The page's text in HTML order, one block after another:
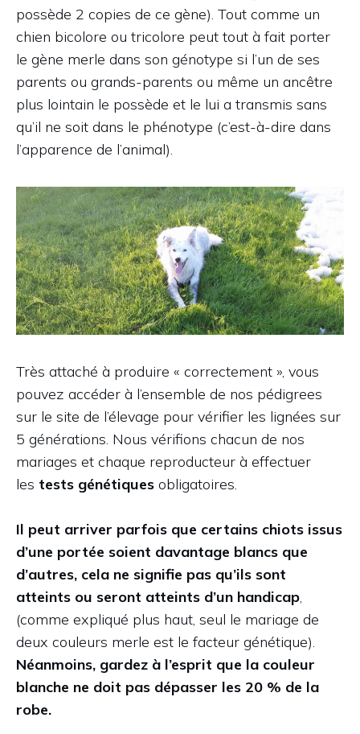
possède 2 copies de ce gène). Tout comme un
chien bicolore ou tricolore peut tout à fait porter
le gène merle dans son génotype si l’un de ses
parents ou grands-parents ou même un ancêtre
plus lointain le possède et le lui a transmis sans
qu’il ne soit dans le phénotype (c’est-à-dire dans
l’apparence de l’animal).
Très attaché à produire « correctement », vous
pouvez accéder à l’ensemble de nos pédigrees
sur le site de l’élevage pour vérifier les lignées sur
5 générations. Nous vérifions chacun de nos
mariages et chaque reproducteur à effectuer
les tests génétiques obligatoires.
Il peut arriver parfois que certains chiots issus
d’une portée soient davantage blancs que
d’autres, cela ne signifie pas qu’ils sont
atteints ou seront atteints d’un handicap,
(comme expliqué plus haut, seul le mariage de
deux couleurs merle est le facteur génétique).
Néanmoins, gardez à l’esprit que la couleur
blanche ne doit pas dépasser les 20 % de la
robe.